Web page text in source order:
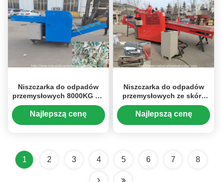
Niszczarka do odpadów
przemysłowych 8000KG PE
/ EPE
Najlepszą cenę
Niszczarka do odpadów
przemysłowych ze skóry
bydlęcej do futra
zwierzęcego
Najlepszą cenę
1 2 3 4 5 6 7 8